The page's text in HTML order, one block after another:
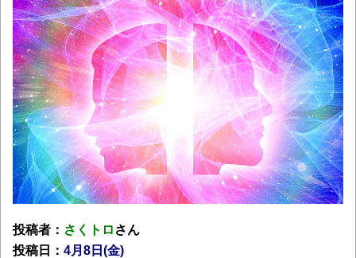
投稿者： さくトロ さん
投稿日： 4月8日(金)